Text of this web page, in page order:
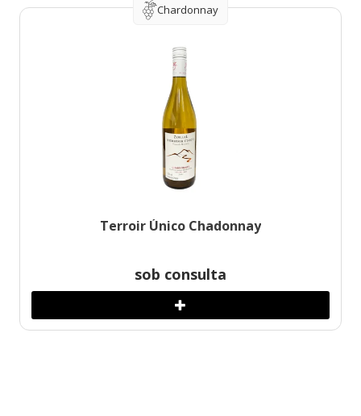
Chardonnay
Terroir Único Chadonnay
sob consulta